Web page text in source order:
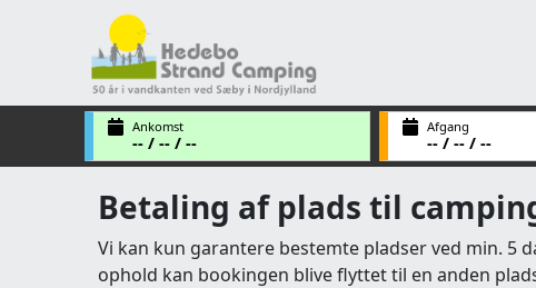
Ankomst
-- / -- / --
Afgang
-- / -- / --
Betaling af plads til
Vi kan kun garantere bestemte pladser ved min. 5
ophold kan bookingen blive flyttet til en anden